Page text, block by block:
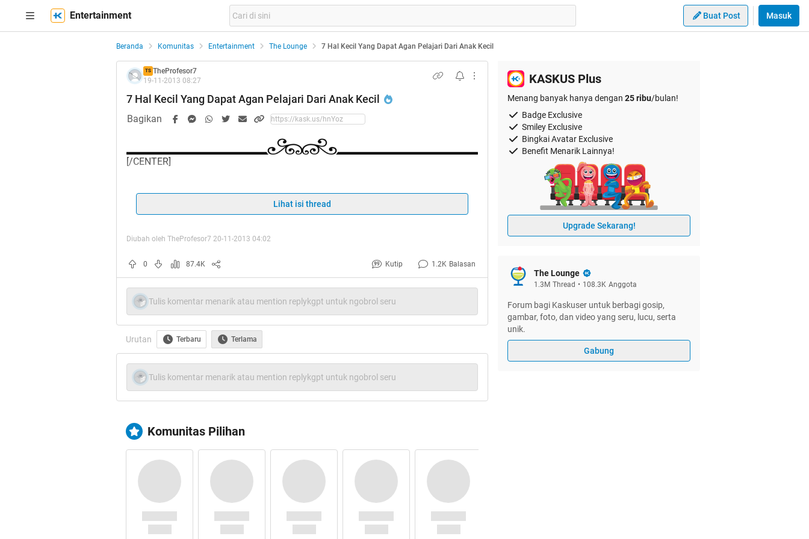
Entertainment Buat Post Masuk
Beranda Komunitas Entertainment The Lounge 7 Hal Kecil Yang Dapat Agan Pelajari Dari Anak Kecil
TS TheProfesor7
19-11-2013 08:27
7 Hal Kecil Yang Dapat Agan Pelajari Dari Anak Kecil
Bagikan
[/CENTER]
Quote:
Quote:
AKHIRNYA UNTUK KETIGA KALINYA ANE HT GAN
MAKASIH UNTUK SEMUA PIHAK YANG MEMBANTU SEHINGGA JADI
HT PADA TANGGAL 11-19-2013
Lihat isi thread
Diubah oleh TheProfesor7 20-11-2013 04:02
0 87.4K Kutip 1.2K Balasan
Tulis komentar menarik atau mention replykgpt untuk ngobrol seru
Urutan Terbaru Terlama
Tulis komentar menarik atau mention replykgpt untuk ngobrol seru
Komunitas Pilihan
KASKUS Plus
Menang banyak hanya dengan 25 ribu/bulan!
Badge Exclusive
Smiley Exclusive
Bingkai Avatar Exclusive
Benefit Menarik Lainnya!
Upgrade Sekarang!
The Lounge
1.3M Thread • 108.3K Anggota
Forum bagi Kaskuser untuk berbagi gosip,
gambar, foto, dan video yang seru, lucu, serta
unik.
Gabung